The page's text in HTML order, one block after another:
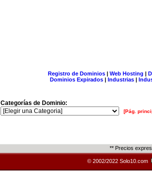
Registro de Dominios| Web Hosting |
Dominios Expirados | Industrias |
Categorías de Dominio:
[Pág.
** Precios
© 2002/2022 Solo10.com